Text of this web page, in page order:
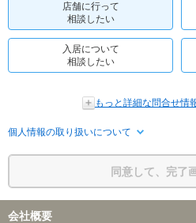
店舗に行って
相談したい
入居について
相談したい
もっと詳細な問合せ情
個人情報の取り扱いについて
同意して、完了
会社概要